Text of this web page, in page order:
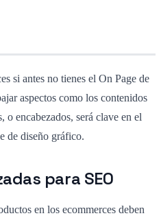
si antes no tienes el On Page de
aspectos como los contenidos
o encabezados, será clave en el
de diseño gráfico.
para SEO
en los ecommerces deben